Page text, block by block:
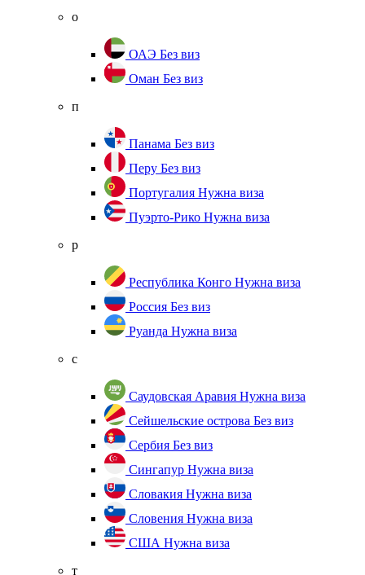
о
ОАЭ Без виз
Оман Без виз
п
Панама Без виз
Перу Без виз
Португалия Нужна виза
Пуэрто-Рико Нужна виза
р
Республика Конго Нужна виза
Россия Без виз
Руанда Нужна виза
с
Саудовская Аравия Нужна виза
Сейшельские острова Без виз
Сербия Без виз
Сингапур Нужна виза
Словакия Нужна виза
Словения Нужна виза
США Нужна виза
т